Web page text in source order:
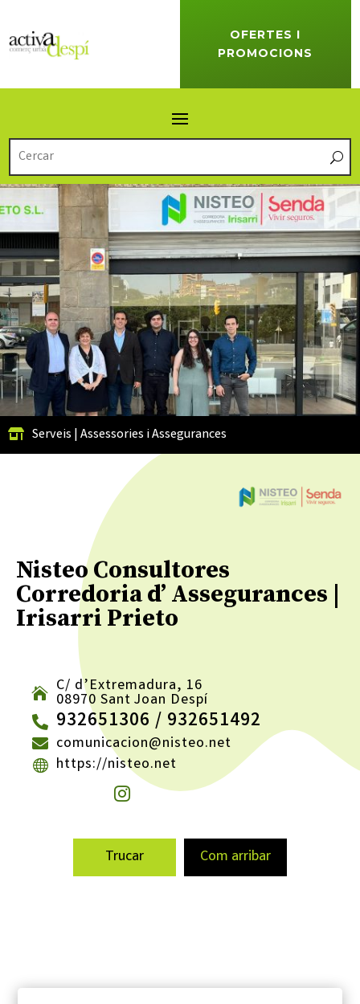
OFERTES I
PROMOCIONS
Serveis Assessories i Assegurances
Nisteo Consultores
Corredoria d’ Assegurances |
Irisarri Prieto
C/ d’Extremadura, 16
08970 Sant Joan Despí
932651306 / 932651492
comunicacion@nisteo.net
https://nisteo.net
Trucar Com arribar